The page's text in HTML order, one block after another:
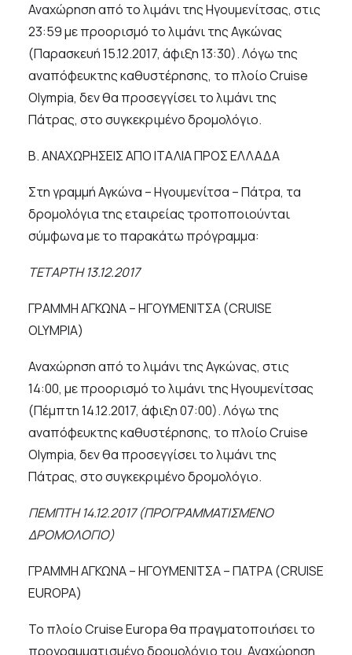
Αναχώρηση από το λιμάνι της Ηγουμενίτσας, στις
23:59 με προορισμό τo λιμάνι της Αγκώνας
(Παρασκευή 15.12.2017, άφιξη 13:30). Λόγω της
αναπόφευκτης καθυστέρησης, το πλοίο Cruise
Olympia, δεν θα προσεγγίσει το λιμάνι της
Πάτρας, στο συγκεκριμένο δρομολόγιο.
Β. ΑΝΑΧΩΡΗΣΕΙΣ ΑΠΟ ΙΤΑΛΙΑ ΠΡΟΣ ΕΛΛΑΔΑ
Στη γραμμή Αγκώνα – Ηγουμενίτσα – Πάτρα, τα
δρομολόγια της εταιρείας τροποποιούνται
σύμφωνα με το παρακάτω πρόγραμμα:
ΤΕΤΑΡΤΗ 13.12.2017
ΓΡΑΜΜΗ ΑΓΚΩΝΑ – ΗΓΟΥΜΕΝΙΤΣΑ (CRUISE
OLYMPIA)
Αναχώρηση από το λιμάνι της Αγκώνας, στις
14:00, με προορισμό το λιμάνι της Ηγουμενίτσας
(Πέμπτη 14.12.2017, άφιξη 07:00). Λόγω της
αναπόφευκτης καθυστέρησης, το πλοίο Cruise
Olympia, δεν θα προσεγγίσει το λιμάνι της
Πάτρας, στο συγκεκριμένο δρομολόγιο.
ΠΕΜΠΤΗ 14.12.2017 (ΠΡΟΓΡΑΜΜΑΤΙΣΜΕΝΟ
ΔΡΟΜΟΛΟΓΙΟ)
ΓΡΑΜΜΗ ΑΓΚΩΝΑ – ΗΓΟΥΜΕΝΙΤΣΑ – ΠΑΤΡΑ (CRUISE
EUROPA)
Το πλοίο Cruise Europa θα πραγματοποιήσει το
προγραμματισμένο δρομολόγιο του. Αναχώρηση